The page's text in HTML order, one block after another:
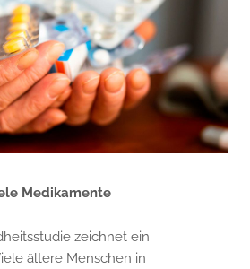
Medikamente
zeichnet ein
ältere Menschen in